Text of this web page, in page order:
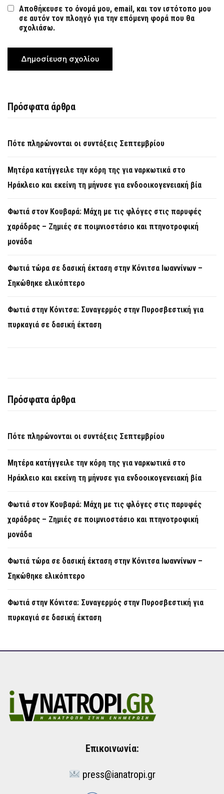
Αποθήκευσε το όνομά μου, email, και τον ιστότοπο μου
σε αυτόν τον πλοηγό για την επόμενη φορά που θα
σχολιάσω.
Πρόσφατα άρθρα
Πότε πληρώνονται οι συντάξεις Σεπτεμβρίου
Μητέρα κατήγγειλε την κόρη της για ναρκωτικά στο
Ηράκλειο και εκείνη τη μήνυσε για ενδοοικογενειακή βία
Φωτιά στον Κουβαρά: Μάχη με τις φλόγες στις παρυφές
χαράδρας – Ζημιές σε ποιμνιοστάσιο και πτηνοτροφική
μονάδα
Φωτιά τώρα σε δασική έκταση στην Κόνιτσα Ιωαννίνων –
Σηκώθηκε ελικόπτερο
Φωτιά στην Κόνιτσα: Συναγερμός στην Πυροσβεστική για
πυρκαγιά σε δασική έκταση
Πρόσφατα άρθρα
Πότε πληρώνονται οι συντάξεις Σεπτεμβρίου
Μητέρα κατήγγειλε την κόρη της για ναρκωτικά στο
Ηράκλειο και εκείνη τη μήνυσε για ενδοοικογενειακή βία
Φωτιά στον Κουβαρά: Μάχη με τις φλόγες στις παρυφές
χαράδρας – Ζημιές σε ποιμνιοστάσιο και πτηνοτροφική
μονάδα
Φωτιά τώρα σε δασική έκταση στην Κόνιτσα Ιωαννίνων –
Σηκώθηκε ελικόπτερο
Φωτιά στην Κόνιτσα: Συναγερμός στην Πυροσβεστική για
πυρκαγιά σε δασική έκταση
Επικοινωνία:
press@ianatropi.gr